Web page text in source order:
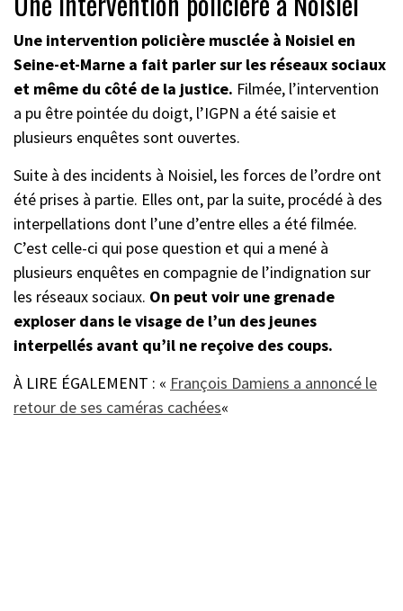
Une intervention policière musclée à Noisiel en
Seine-et-Marne a fait parler sur les réseaux sociaux
et même du côté de la justice. Filmée, l’intervention
a pu être pointée du doigt, l’IGPN a été saisie et
plusieurs enquêtes sont ouvertes.
Suite à des incidents à Noisiel, les forces de l’ordre ont
été prises à partie. Elles ont, par la suite, procédé à des
interpellations dont l’une d’entre elles a été filmée.
C’est celle-ci qui pose question et qui a mené à
plusieurs enquêtes en compagnie de l’indignation sur
les réseaux sociaux. On peut voir une grenade
exploser dans le visage de l’un des jeunes
interpellés avant qu’il ne reçoive des coups.
À LIRE ÉGALEMENT : « François Damiens a annoncé le
retour de ses caméras cachées«